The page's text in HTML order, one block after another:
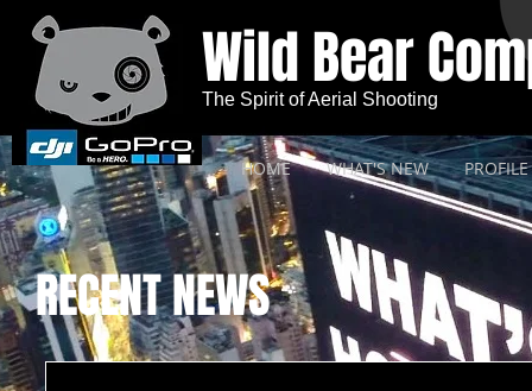
HOME WHAT'S NEW PROFILE
Wild Bear
The Spirit of Aerial Shooting
RECENT NEWS